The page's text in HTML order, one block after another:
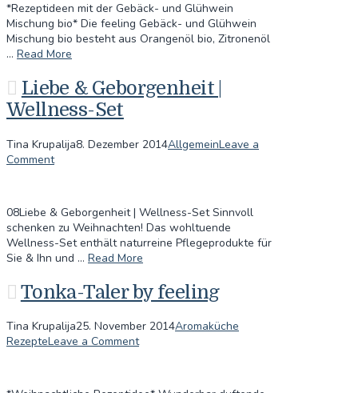
*Rezeptideen mit der Gebäck- und Glühwein
Mischung bio* Die feeling Gebäck- und Glühwein
Mischung bio besteht aus Orangenöl bio, Zitronenöl
… Read More
Liebe & Geborgenheit |
Wellness-Set
Tina Krupalija8. Dezember 2014AllgemeinLeave a
Comment
08Liebe & Geborgenheit | Wellness-Set Sinnvoll
schenken zu Weihnachten! Das wohltuende
Wellness-Set enthält naturreine Pflegeprodukte für
Sie & Ihn und … Read More
Tonka-Taler by feeling
Tina Krupalija25. November 2014Aromaküche
RezepteLeave a Comment